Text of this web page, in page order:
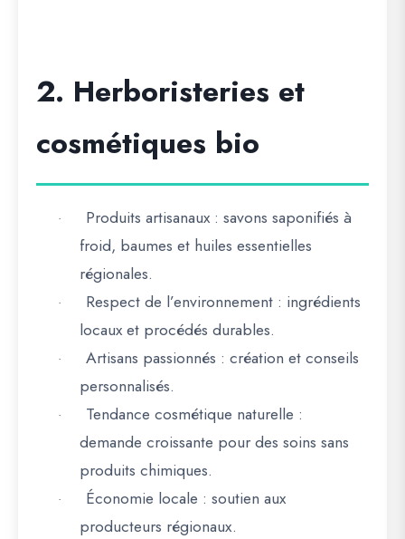
2. Herboristeries et
cosmétiques bio
· Produits artisanaux : savons saponifiés à
froid, baumes et huiles essentielles
régionales.
· Respect de l’environnement : ingrédients
locaux et procédés durables.
· Artisans passionnés : création et conseils
personnalisés.
· Tendance cosmétique naturelle :
demande croissante pour des soins sans
produits chimiques.
· Économie locale : soutien aux
producteurs régionaux.